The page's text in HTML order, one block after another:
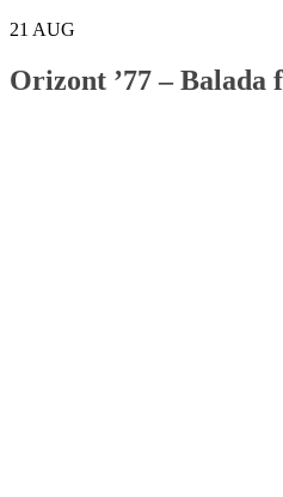
21 AUG
Orizont ’77 – Balada